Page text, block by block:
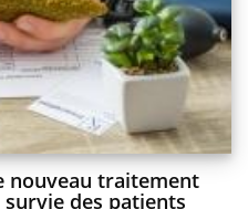
nouveau traitement
des patients